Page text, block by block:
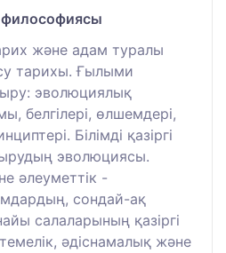
және адам туралы
тарихы. Ғылыми
эволюциялық
белгілері, өлшемдері,
Білімді қазіргі
эволюциясы.
әлеуметтік -
сондай-ақ
салаларының қазіргі
әдіснамалық және